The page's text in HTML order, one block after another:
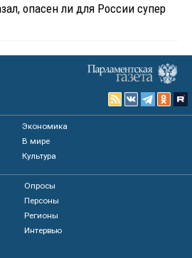
опасен ли для России супер
Экономика
В мире
Культура
Опросы
Персоны
Регионы
Интервью